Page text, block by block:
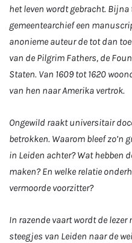
het leven wordt gebracht.
gemeentearchief een
anonieme auteur de tot dan
van de Pilgrim Fathers, de
Staten. Van 1609 tot 1620
van hen naar Amerika vertrok.
Ongewild raakt universitair
betrokken. Waarom bleef zo’n
in Leiden achter? Wat hebben
maken? En welke relatie
vermoorde voorzitter?
In razende vaart wordt de lezer
steegjes van Leiden naar de